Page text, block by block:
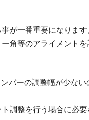
が一番重要になります。
角等のアライメントを
バーの調整幅が少ない
調整を行う場合に必